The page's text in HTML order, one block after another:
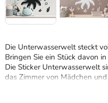
Die Unterwasserwelt steckt
Bringen Sie ein Stück davon
Die Sticker Unterwasserwelt
das Zimmer von Mädchen und
Sie können jede